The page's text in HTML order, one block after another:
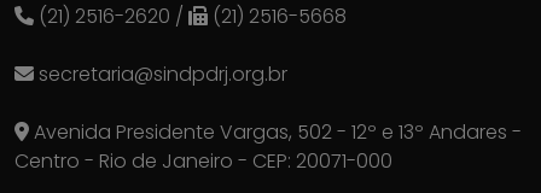
(21) 2516-2620 / (21) 2516-5668
secretaria@sindpdrj.org.br
Avenida Presidente Vargas, 502 - 12º e 13º Andares -
Centro - Rio de Janeiro - CEP: 20071-000